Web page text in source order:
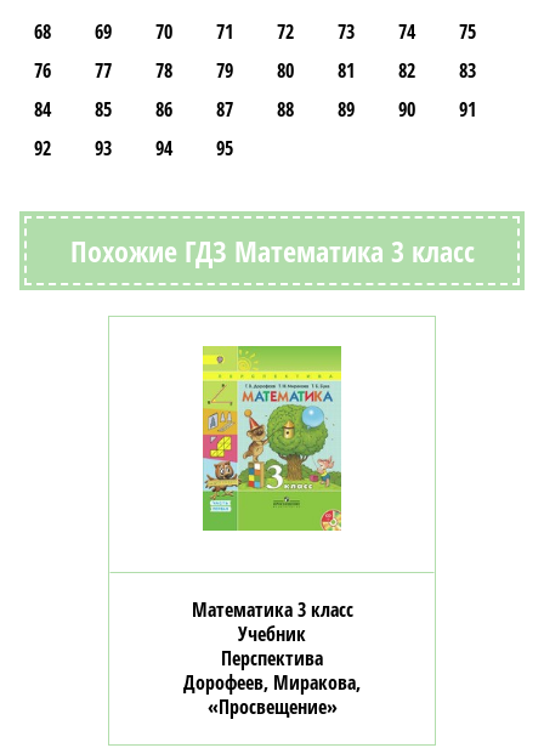
68
69 70 71 72 73 74
75
76
77 78 79 80 81 82
83
84
85 86 87 88 89 90
91
92
93 94 95
Похожие ГДЗ Математика 3 класс
Математика 3 класс
Учебник
Перспектива
Дорофеев, Миракова,
«Просвещение»